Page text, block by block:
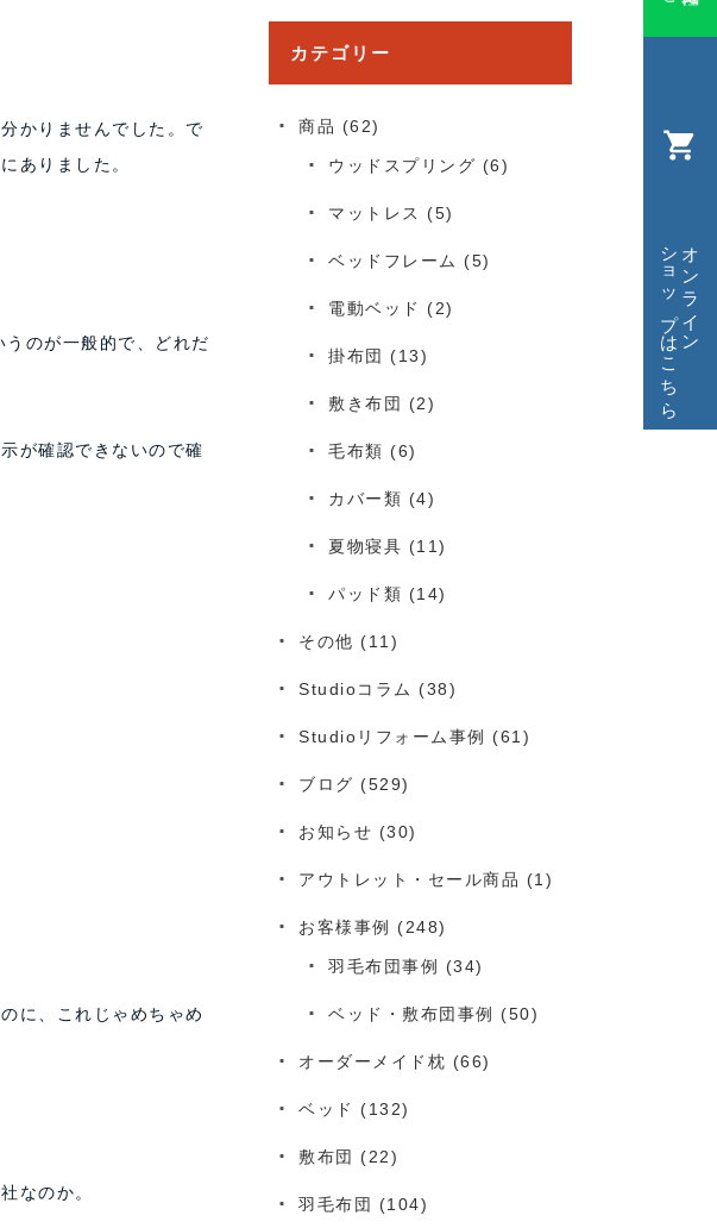
かりませんでした。で
ありました。
のが一般的で、どれだ
が確認できないので確
に、これじゃめちゃめ
なのか。
カテゴリー
商品 (62)
ウッドスプリング (6)
マットレス (5)
ベッドフレーム (5)
電動ベッド (2)
掛布団 (13)
敷き布団 (2)
毛布類 (6)
カバー類 (4)
夏物寝具 (11)
パッド類 (14)
その他 (11)
Studioコラム (38)
Studioリフォーム事例 (61)
ブログ (529)
お知らせ (30)
アウトレット・セール商品 (1)
お客様事例 (248)
羽毛布団事例 (34)
ベッド・敷布団事例 (50)
オーダーメイド枕 (66)
ベッド (132)
敷布団 (22)
羽毛布団 (104)
オンライン
ショップはこちら